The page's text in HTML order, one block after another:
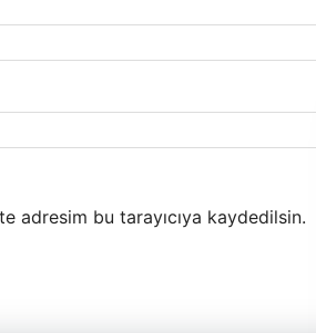
adresim bu tarayıcıya kaydedilsin.